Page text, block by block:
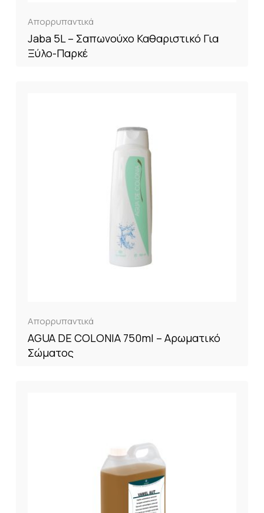
Απορρυπαντικά
Jaba 5L – Σαπωνούχο Καθαριστικό Για
Ξύλο-Παρκέ
Απορρυπαντικά
AGUA DE COLONIA 750ml – Αρωματικό
Σώματος